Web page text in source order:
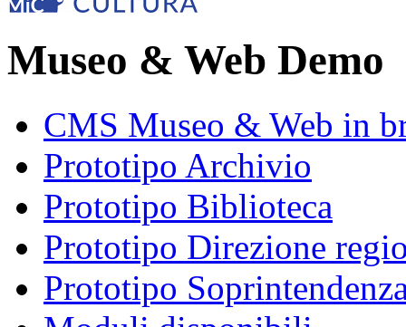
Museo & Web Demo
CMS Museo & Web in
Prototipo Archivio
Prototipo Biblioteca
Prototipo Direzione
Prototipo